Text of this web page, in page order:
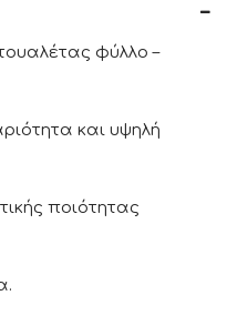
φύλλο –
και υψηλή
ποιότητας